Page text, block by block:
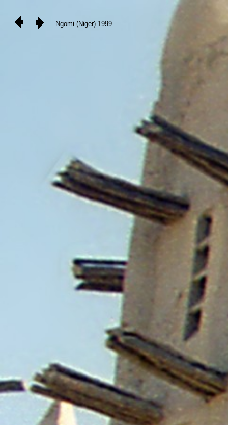
Ngomi (Niger) 1999